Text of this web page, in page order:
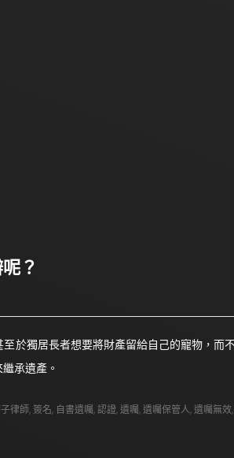
？
於獨居長者想要將財產留給自己的寵物，而
承遺產。
律師, 簽名, 自書遺囑,認證,遺囑,遺囑保管人,遺囑無效,